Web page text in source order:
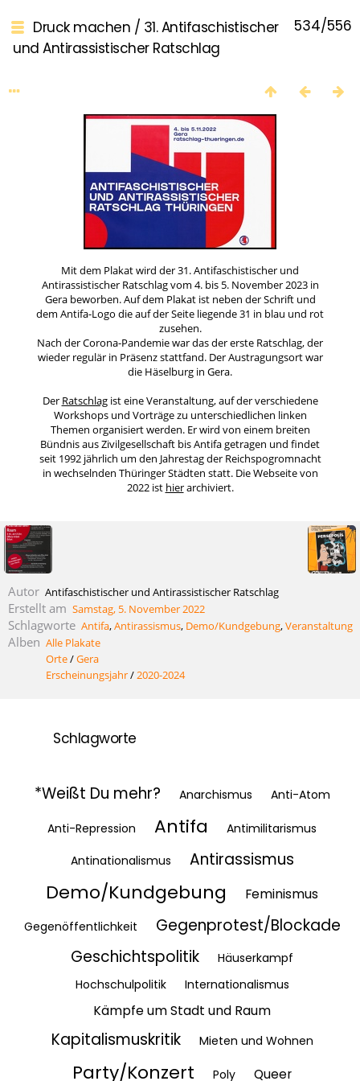
534/556
Druck machen / 31. Antifaschistischer
und Antirassistischer Ratschlag
Mit dem Plakat wird der 31. Antifaschistischer und
Antirassistischer Ratschlag vom 4. bis 5. November 2023 in
Gera beworben. Auf dem Plakat ist neben der Schrift und
dem Antifa-Logo die auf der Seite liegende 31 in blau und rot
zusehen.
Nach der Corona-Pandemie war das der erste Ratschlag, der
wieder regulär in Präsenz stattfand. Der Austragungsort war
die Häselburg in Gera.
Der Ratschlagist eine Veranstaltung, auf der verschiedene
Workshops und Vorträge zu unterschiedlichen linken
Themen organisiert werden. Er wird von einem breiten
Bündnis aus Zivilgesellschaft bis Antifa getragen und findet
seit 1992 jährlich um den Jahrestag der Reichspogromnacht
in wechselnden Thüringer Städten statt. Die Webseite von
2022 ist hierarchiviert.
Autor Antifaschistischer und Antirassistischer Ratschlag
Erstellt am Samstag, 5. November 2022
Schlagworte Antifa,Antirassismus, Demo/Kundgebung,Veranstaltung
Alben Alle Plakate
Orte/Gera
Erscheinungsjahr/2020-2024
Schlagworte
*Weißt Du mehr? Anarchismus Anti-Atom
Anti-Repression Antifa
Antimilitarismus
Antinationalismus
Antirassismus
Demo/Kundgebung Feminismus
Gegenöffentlichkeit
Gegenprotest/Blockade
Geschichtspolitik
Häuserkampf
Hochschulpolitik
Internationalismus
Kämpfe um Stadt und Raum
Kapitalismuskritik Mieten und Wohnen
Party/Konzert Poly Queer